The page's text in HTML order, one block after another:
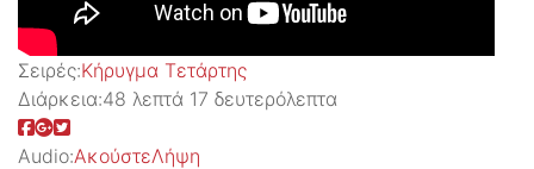
Σειρές:Kήρυγμα Τετάρτης
Διάρκεια:48 λεπτά 17 δευτερόλεπτα
Audio:ΑκούστεΛήψη